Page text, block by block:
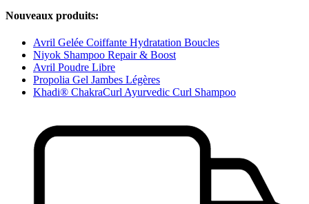
Nouveaux produits:
Avril Gelée Coiffante Hydratation Boucles
Niyok Shampoo Repair & Boost
Avril Poudre Libre
Propolia Gel Jambes Légères
Khadi® ChakraCurl Ayurvedic Curl Shampoo